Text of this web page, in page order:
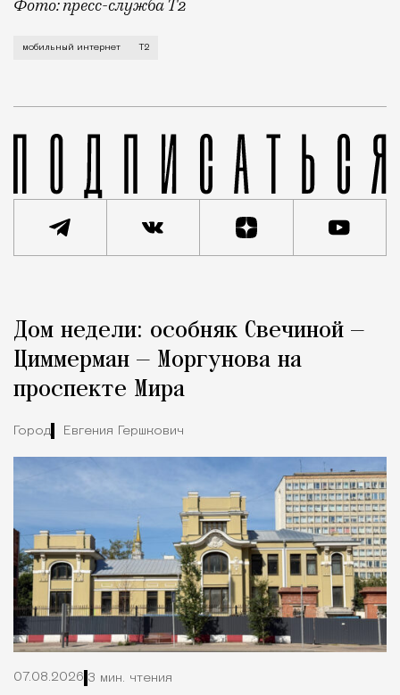
Фото: пресс-служба Т2
Мобильный оператор Т2 завершил работы по
мобильный интернет Т2
Город
Дом недели: особняк Свечиной —
Циммерман — Моргунова на
проспекте Мира
Город Евгения Гершкович
07.08.2026 3 мин. чтения